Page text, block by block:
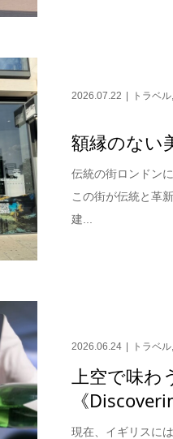
2026.07.22 トラベル
額縁のない
伝統の街ロンドン
この街が伝統と革
建...
2026.06.24 トラベル,
上空で味
《
現在、イギリスに